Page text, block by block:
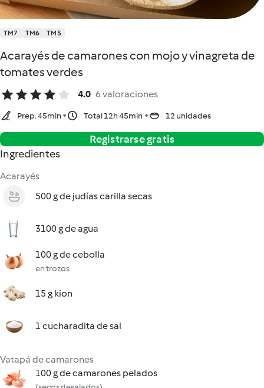
TM7 TM6 TM5
Acarayés de camarones con mojo y vinagreta de
tomates verdes
4.0 6 valoraciones
Prep. 45min Total 12h 45min 12 unidades
Registrarse gratis
Ingredientes
Acarayés
500 g de judías carilla secas
3100 g de agua
100 g de cebolla
en trozos
15 g kion
1 cucharadita de sal
Vatapá de camarones
100 g de camarones pelados